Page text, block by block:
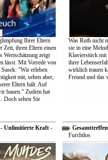
Ihrer Eltern
Zeit, ihren Eltern einen
Wertschätzung zeigt
lässt. Mit Vorrede von
"Wir erleben
mit, sehen aber,
Eltern hält. Auf
bauen." Zudem hat
Doch sehen Sie
Was Ruth nicht
sie in eine
Klavierstück mit
ihrer
wirklich trauen
Freund und das
- Unlimitierte Kraft -
Furchtlos